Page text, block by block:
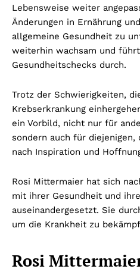
Lebensweise weiter
Änderungen in Ernährung
allgemeine Gesundheit zu
weiterhin wachsam und
Gesundheitschecks durch.
Trotz der Schwierigkeiten,
Krebserkrankung
ein Vorbild, nicht nur für
sondern auch für
nach Inspiration und
Rosi Mittermaier hat sich
mit ihrer Gesundheit und
auseinandergesetzt. Sie
um die Krankheit zu
Rosi